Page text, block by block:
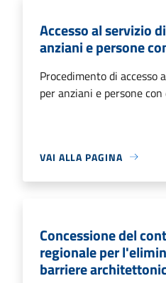
Accesso al servizio
anziani e persone
Procedimento di accesso
per anziani e persone
VAI ALLA PAGINA
Concessione del
regionale per
barriere